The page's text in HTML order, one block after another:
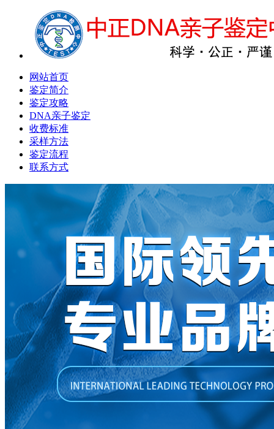
网站首页
鉴定简介
鉴定攻略
DNA亲子鉴定
收费标准
采样方法
鉴定流程
联系方式